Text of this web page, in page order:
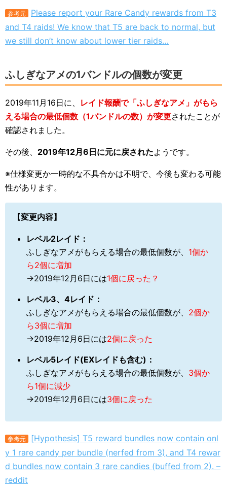
参考元
Please report your Rare Candy rewards from T3
and T4 raids! We know that T5 are back to normal, but
we still don’t know about lower tier raids…
ふしぎなアメの1バンドルの個数が変更
2019年11月16日に、 レイド報酬で「ふしぎなアメ」がもら
える場合の最低個数（1バンドルの数）が変更されたことが
確認されました。
その後、 2019年12月6日に元に戻されたようです。
※仕様変更か一時的な不具合かは不明で、今後も変わる可能
性があります。
【変更内容】
レベル2レイド：
ふしぎなアメがもらえる場合の最低個数が、 1個か
ら2個に増加
→2019年12月6日には1個に戻った？
レベル3、4レイド：
ふしぎなアメがもらえる場合の最低個数が、 2個か
ら3個に増加
→2019年12月6日には2個に戻った
レベル5レイド(EXレイドも含む)：
ふしぎなアメがもらえる場合の最低個数が、 3個か
ら1個に減少
→2019年12月6日には3個に戻った
参考元
[Hypothesis] T5 reward bundles now contain onl
y 1 rare candy per bundle (nerfed from 3), and T4 rewar
d bundles now contain 3 rare candies (buffed from 2). –
reddit